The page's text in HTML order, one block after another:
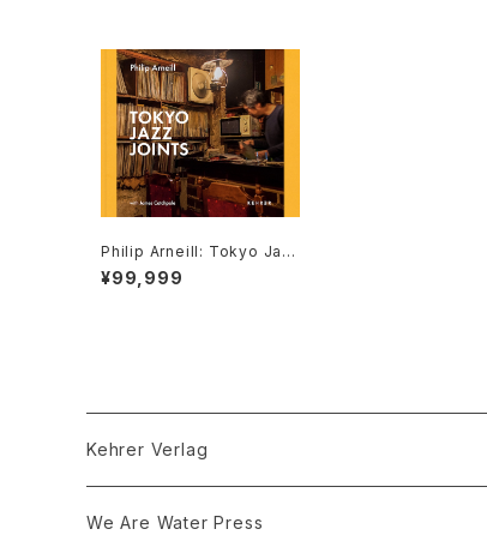
Philip Arneill: Tokyo Jaz
z Joints (3rd edition)
¥99,999
Kehrer Verlag
We Are Water Press